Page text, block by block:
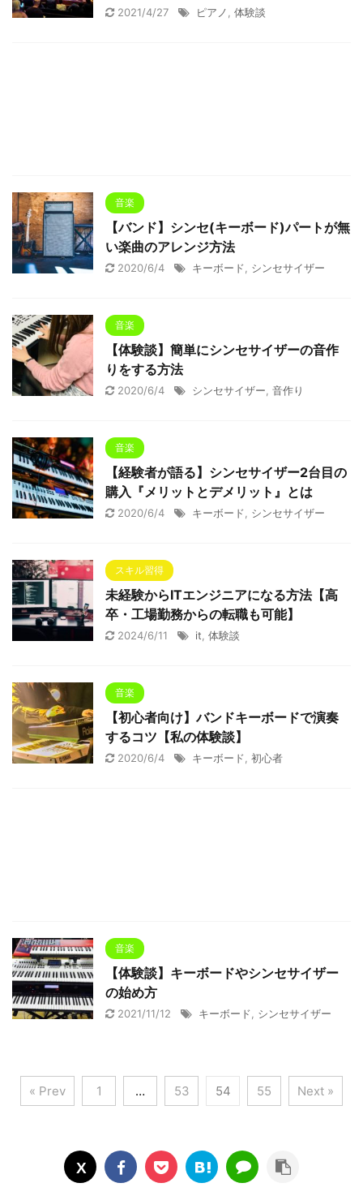
2021/4/27 ピアノ 体験談
音楽
【バンド】シンセ(キーボード)パートが無
い楽曲のアレンジ方法
2020/6/4 キーボード シンセサイザー
音楽
【体験談】簡単にシンセサイザーの音作
りをする方法
2020/6/4 シンセサイザー 音作り
音楽
【経験者が語る】シンセサイザー2台目の
購入『メリットとデメリット』とは
2020/6/4 キーボード シンセサイザー
スキル習得
未経験からITエンジニアになる方法【高
卒・工場勤務からの転職も可能】
2024/6/11 it 体験談
音楽
【初心者向け】バンドキーボードで演奏
するコツ【私の体験談】
2020/6/4 キーボード 初心者
音楽
【体験談】キーボードやシンセサイザー
の始め方
2021/11/12 キーボード シンセサイザー
« Prev 1 … 53 54 55 Next »